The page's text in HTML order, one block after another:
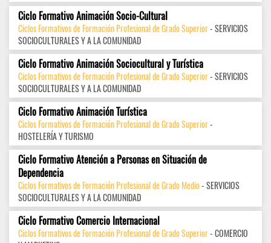
Ciclo Formativo Animación Socio-Cultural
Ciclos Formativos de Formación Profesional de Grado Superior- SERVICIOS
SOCIOCULTURALES Y A LA COMUNIDAD
Ciclo Formativo Animación Sociocultural y Turística
Ciclos Formativos de Formación Profesional de Grado Superior- SERVICIOS
SOCIOCULTURALES Y A LA COMUNIDAD
Ciclo Formativo Animación Turística
Ciclos Formativos de Formación Profesional de Grado Superior-
HOSTELERÍA Y TURISMO
Ciclo Formativo Atención a Personas en Situación de
Dependencia
Ciclos Formativos de Formación Profesional de Grado Medio- SERVICIOS
SOCIOCULTURALES Y A LA COMUNIDAD
Ciclo Formativo Comercio Internacional
Ciclos Formativos de Formación Profesional de Grado Superior- COMERCIO